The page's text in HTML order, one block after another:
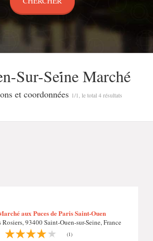
Sur-Sei̇̇ne Marché
et coordonnées 1/1, le total 4 résultats
aux Puces de Paris Saint-Ouen
93400 Saint-Ouen-sur-Seine, France
(1)